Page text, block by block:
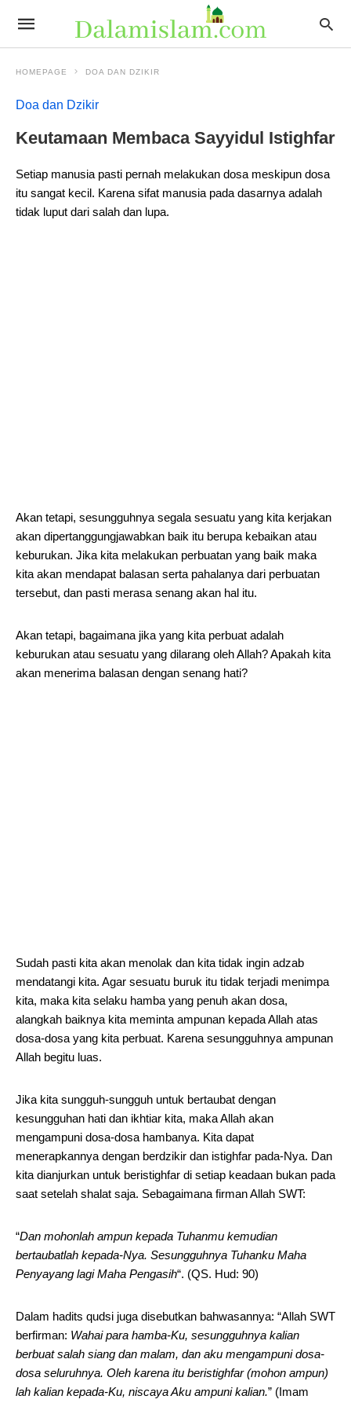
HOMEPAGE DOA DAN DZIKIR
Doa dan Dzikir
Keutamaan Membaca Sayyidul Istighfar
Setiap manusia pasti pernah melakukan dosa meskipun dosa
itu sangat kecil. Karena sifat manusia pada dasarnya adalah
tidak luput dari salah dan lupa.
Akan tetapi, sesungguhnya segala sesuatu yang kita kerjakan
akan dipertanggungjawabkan baik itu berupa kebaikan atau
keburukan. Jika kita melakukan perbuatan yang baik maka
kita akan mendapat balasan serta pahalanya dari perbuatan
tersebut, dan pasti merasa senang akan hal itu.
Akan tetapi, bagaimana jika yang kita perbuat adalah
keburukan atau sesuatu yang dilarang oleh Allah? Apakah kita
akan menerima balasan dengan senang hati?
Sudah pasti kita akan menolak dan kita tidak ingin adzab
mendatangi kita. Agar sesuatu buruk itu tidak terjadi menimpa
kita, maka kita selaku hamba yang penuh akan dosa,
alangkah baiknya kita meminta ampunan kepada Allah atas
dosa-dosa yang kita perbuat. Karena sesungguhnya ampunan
Allah begitu luas.
Jika kita sungguh-sungguh untuk bertaubat dengan
kesungguhan hati dan ikhtiar kita, maka Allah akan
mengampuni dosa-dosa hambanya. Kita dapat
menerapkannya dengan berdzikir dan istighfar pada-Nya. Dan
kita dianjurkan untuk beristighfar di setiap keadaan bukan pada
saat setelah shalat saja. Sebagaimana firman Allah SWT:
“Dan mohonlah ampun kepada Tuhanmu kemudian
bertaubatlah kepada-Nya. Sesungguhnya Tuhanku Maha
Penyayang lagi Maha Pengasih“. (QS. Hud: 90)
Dalam hadits qudsi juga disebutkan bahwasannya: “Allah SWT
berfirman: Wahai para hamba-Ku, sesungguhnya kalian
berbuat salah siang dan malam, dan aku mengampuni dosa-
dosa seluruhnya. Oleh karena itu beristighfar (mohon ampun)
lah kalian kepada-Ku, niscaya Aku ampuni kalian.” (Imam